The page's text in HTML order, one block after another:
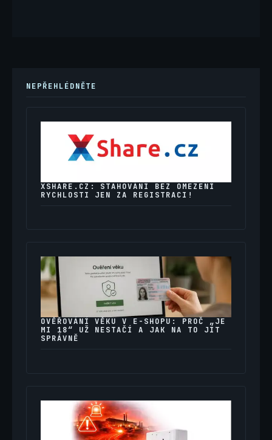
NEPŘEHLÉDNĚTE
XSHARE.CZ: STAHOVÁNÍ BEZ OMEZENÍ
RYCHLOSTI JEN ZA REGISTRACI!
OVĚŘOVÁNÍ VĚKU V E-SHOPU: PROČ „JE
MI 18“ UŽ NESTAČÍ A JAK NA TO JÍT
SPRÁVNĚ